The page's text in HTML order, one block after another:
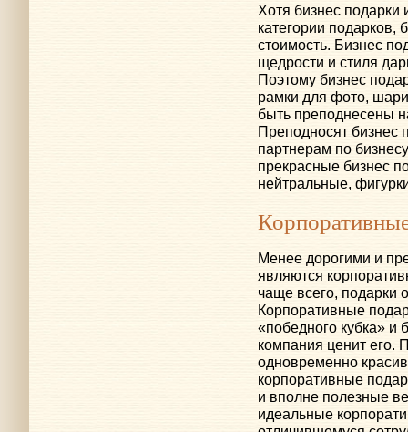
Хотя бизнес
категории подарков,
стоимость. Бизнес
щедрости и стиля
Поэтому бизнес
рамки для фото,
быть преподнесены
Преподносят бизнес
партнерам по
прекрасные бизнес
нейтральные,
Менее дорогими и
являются
чаще всего, подарки
Корпоративные
«победного кубка» и
компания ценит его.
одновременно
корпоративные
и вполне полезные
идеальные